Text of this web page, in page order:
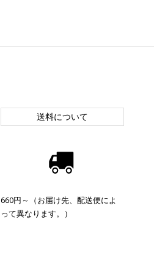
送料について
660円～（お届け先、配送便によ
って異なります。）